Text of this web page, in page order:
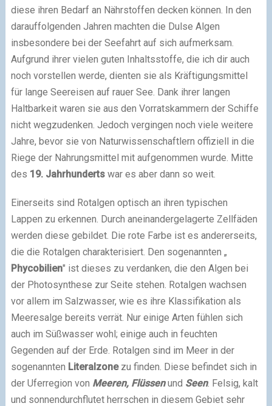
diese ihren Bedarf an Nährstoffen decken können. In den
darauffolgenden Jahren machten die Dulse Algen
insbesondere bei der Seefahrt auf sich aufmerksam.
Aufgrund ihrer vielen guten Inhaltsstoffe, die ich dir auch
noch vorstellen werde, dienten sie als Kräftigungsmittel
für lange Seereisen auf rauer See. Dank ihrer langen
Haltbarkeit waren sie aus den Vorratskammern der Schiffe
nicht wegzudenken. Jedoch vergingen noch viele weitere
Jahre, bevor sie von Naturwissenschaftlern offiziell in die
Riege der Nahrungsmittel mit aufgenommen wurde. Mitte
des 19. Jahrhundertswar es aber dann so weit.
Einerseits sind Rotalgen optisch an ihren typischen
Lappen zu erkennen. Durch aneinandergelagerte Zellfäden
werden diese gebildet. Die rote Farbe ist es andererseits,
die die Rotalgen charakterisiert. Den sogenannten „
Phycobilien" ist dieses zu verdanken, die den Algen bei
der Photosynthese zur Seite stehen. Rotalgen wachsen
vor allem im Salzwasser, wie es ihre Klassifikation als
Meeresalge bereits verrät. Nur einige Arten fühlen sich
auch im Süßwasser wohl; einige auch in feuchten
Gegenden auf der Erde. Rotalgen sind im Meer in der
sogenannten Literalzonezu finden. Diese befindet sich in
der Uferregion von Meeren, Flüssenund Seen. Felsig, kalt
und sonnendurchflutet herrschen in diesem Gebiet sehr